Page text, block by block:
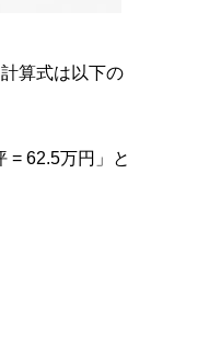
算式は以下の
= 62.5万円」と